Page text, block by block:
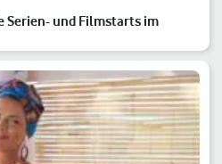
Serien- und Filmstarts im